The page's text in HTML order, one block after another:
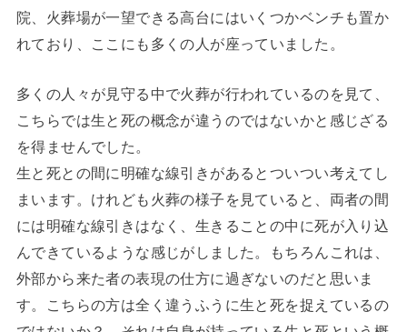
院、火葬場が一望できる高台にはいくつかベンチも置か
れており、ここにも多くの人が座っていました。
多くの人々が見守る中で火葬が行われているのを見て、
こちらでは生と死の概念が違うのではないかと感じざる
を得ませんでした。
生と死との間に明確な線引きがあるとついつい考えてし
まいます。けれども火葬の様子を見ていると、両者の間
には明確な線引きはなく、生きることの中に死が入り込
んできているような感じがしました。もちろんこれは、
外部から来た者の表現の仕方に過ぎないのだと思いま
す。こちらの方は全く違うふうに生と死を捉えているの